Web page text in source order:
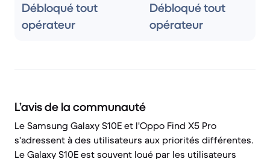
Débloqué tout
opérateur
Débloqué tout
opérateur
L’avis de la communauté
Le Samsung Galaxy S10E et l'Oppo Find X5 Pro
s'adressent à des utilisateurs aux priorités différentes.
Le Galaxy S10E est souvent loué par les utilisateurs